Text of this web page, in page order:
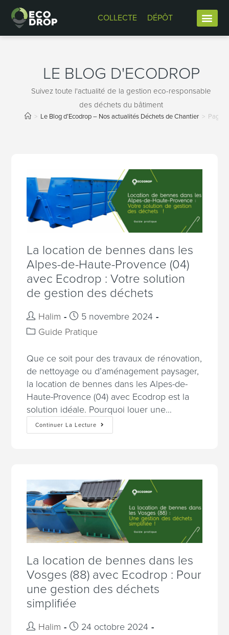
COLLECTE DÉPÔT
LE BLOG D'ECODROP
Suivez toute l'actualité de la gestion eco-responsable
des déchets du bâtiment
> Le Blog d’Ecodrop – Nos actualités Déchets de Chantier > Page 6
La location de bennes dans les
Alpes-de-Haute-Provence (04)
avec Ecodrop : Votre solution
de gestion des déchets
Halim
5 novembre 2024
Guide Pratique
Que ce soit pour des travaux de rénovation,
de nettoyage ou d’aménagement paysager,
la location de bennes dans les Alpes-de-
Haute-Provence (04) avec Ecodrop est la
solution idéale. Pourquoi louer une…
Continuer La Lecture
La location de bennes dans les
Vosges (88) avec Ecodrop : Pour
une gestion des déchets
simplifiée
Halim
24 octobre 2024